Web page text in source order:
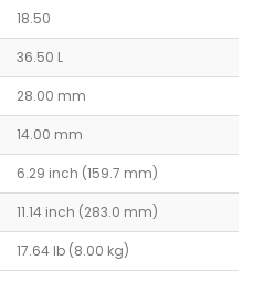
18.50
36.50 L
28.00 mm
14.00 mm
6.29 inch (159.7 mm)
11.14 inch (283.0 mm)
17.64 lb (8.00 kg)